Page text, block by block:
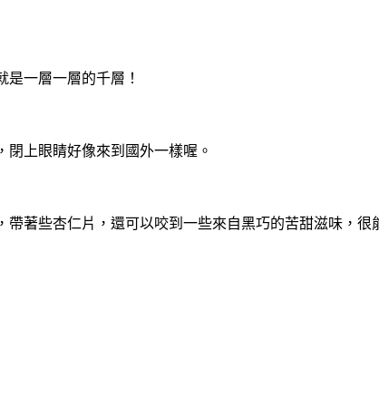
一層一層的千層！
上眼睛好像來到國外一樣喔。
著些杏仁片，還可以咬到一些來自黑巧的苦甜滋味，很